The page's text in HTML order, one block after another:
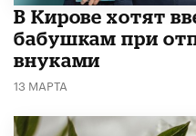
В Кирове хотят
бабушкам при
внуками
13 МАРТА